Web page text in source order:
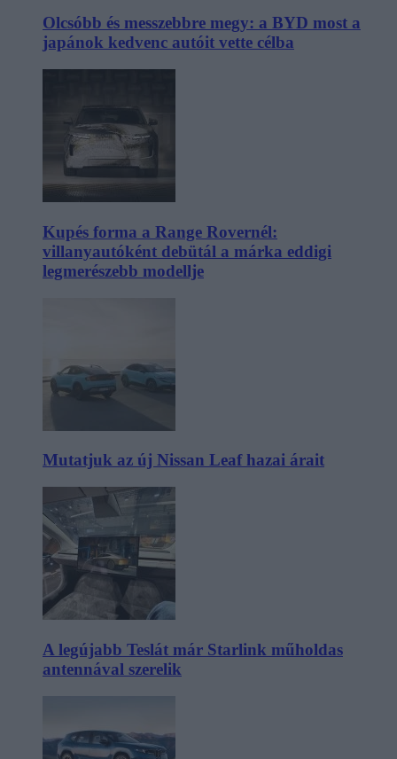
Olcsóbb és messzebbre megy: a BYD most a
japánok kedvenc autóit vette célba
Kupés forma a Range Rovernél:
villanyautóként debütál a márka eddigi
legmerészebb modellje
Mutatjuk az új Nissan Leaf hazai árait
A legújabb Teslát már Starlink műholdas
antennával szerelik